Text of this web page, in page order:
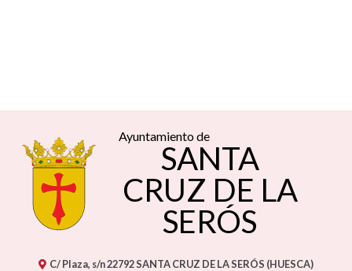
Ayuntamiento de
SANTA
CRUZ DE LA
SERÓS
C/ Plaza, s/n22792SANTA CRUZ DE LA SERÓS (HUESCA)